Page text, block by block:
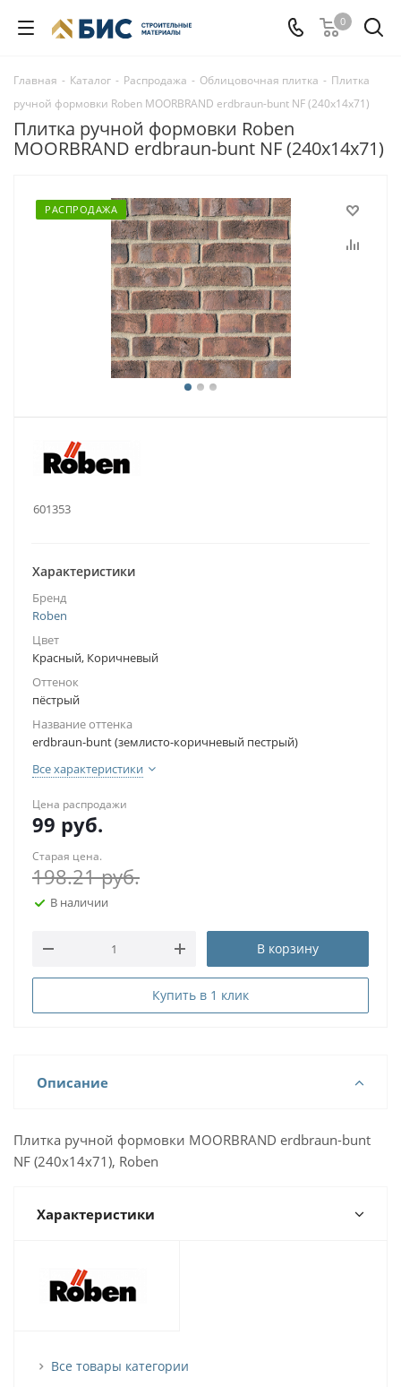
0
Главная - Каталог - Распродажа - Облицовочная плитка - Плитка
ручной формовки Roben MOORBRAND еrdbraun-bunt NF (240x14x71)
Плитка ручной формовки Roben
MOORBRAND еrdbraun-bunt NF (240x14x71)
РАСПРОДАЖА
601353
Характеристики
Бренд
Roben
Цвет
Красный, Коричневый
Оттенок
пёстрый
Название оттенка
erdbraun-bunt (землисто-коричневый пестрый)
Все характеристики
Цена распродажи
99 руб.
Старая цена.
198.21руб.
В наличии
В корзину
Купить в 1 клик
Описание
Плитка ручной формовки MOORBRAND еrdbraun-bunt
NF (240x14x71), Roben
Характеристики
Все товары категории